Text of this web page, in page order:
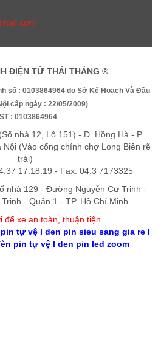
ĐIỆN TỬ THÁI THẮNG ®
số : 0103864964 do Sở Kế Hoạch Và Đầu
cấp ngày : 22/05/2009)
: 0103864964
nhà 12, Lô 151) - Đ. Hồng Hà - P.
(Vào cổng chính chợ Long Biên rẽ
trái)
17.18.19 - Fax: 04.3 7173325
nhà 129 - Đường Nguyễn Cư Trinh -
- Quận 1 - TP. Hồ Chí Minh
để xe an toàn, thuận tiện
tự vệl den pin sieu sang gia rel
pin tự vệl den pin led zoom